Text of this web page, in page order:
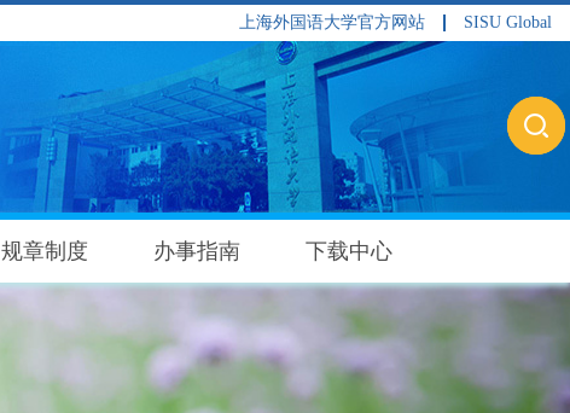
上海外国语大学官方网站 SISU Global
规章制度 办事指南 下载中心